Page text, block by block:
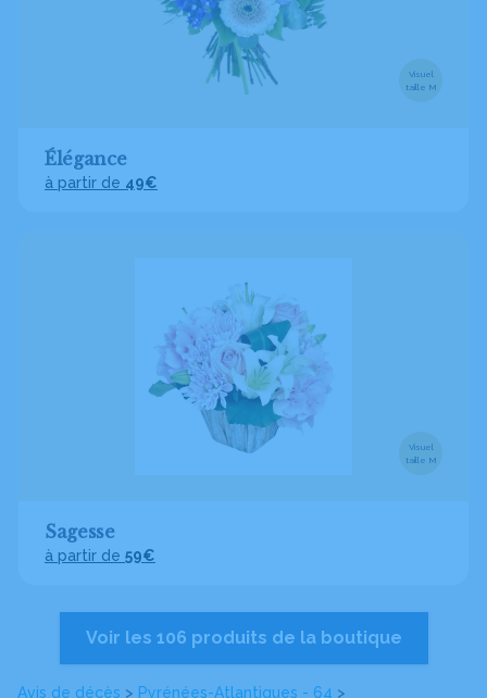
Avis de décès > Pyrénées-Atlantiques - 64 >
Visuel
taille M
Élégance
à partir de 49€
Visuel
taille M
Sagesse
à partir de 59€
Voir les 106 produits de la boutique